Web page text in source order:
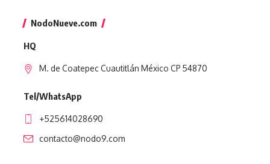
NodoNueve.com
HQ
M. de Coatepec Cuautitlán México CP 54870
Tel/WhatsApp
+525614028690
contacto@nodo9.com